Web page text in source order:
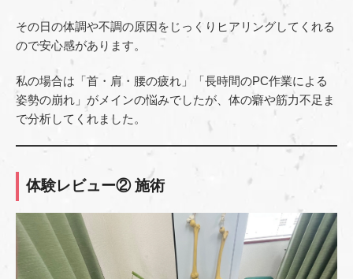
その日の体調や不調の原因をじっくりヒアリングしてくれる
ので安心感があります。
私の場合は「首・肩・腰の疲れ」「長時間のPC作業による
姿勢の崩れ」がメインの悩みでしたが、体の癖や筋力不足ま
で分析してくれました。
体験レビュー② 施術